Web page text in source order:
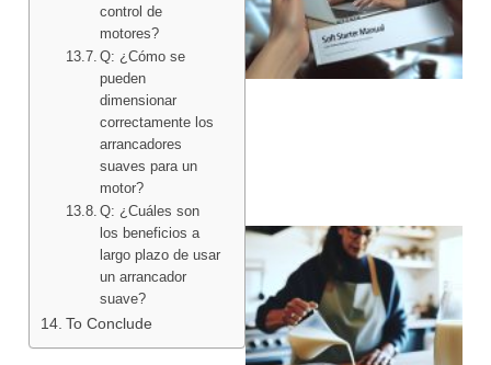
control de
motores?
Q: ¿Cómo se
pueden
dimensionar
correctamente los
arrancadores
suaves para un
motor?
Q: ¿Cuáles son
los beneficios a
largo plazo de usar
un arrancador
suave?
To Conclude